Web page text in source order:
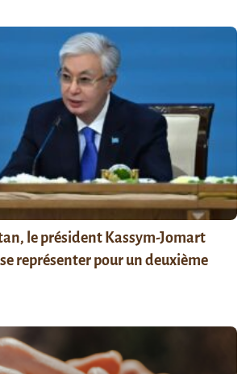
le président Kassym-Jomart
représenter pour un deuxième